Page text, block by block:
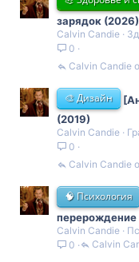
зарядок (2026)
Calvin Candie
0
Calvin Candie
🎨 Дизайн
(2019)
Calvin Candie
0
Calvin Candie
🧠 Психология
Calvin Candie
0
Calvin